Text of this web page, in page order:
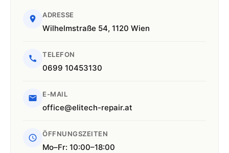
ADRESSE
Wilhelmstraße 54, 1120 Wien
TELEFON
0699 10453130
E-MAIL
office@elitech-repair.at
ÖFFNUNGSZEITEN
Mo–Fr: 10:00–18:00